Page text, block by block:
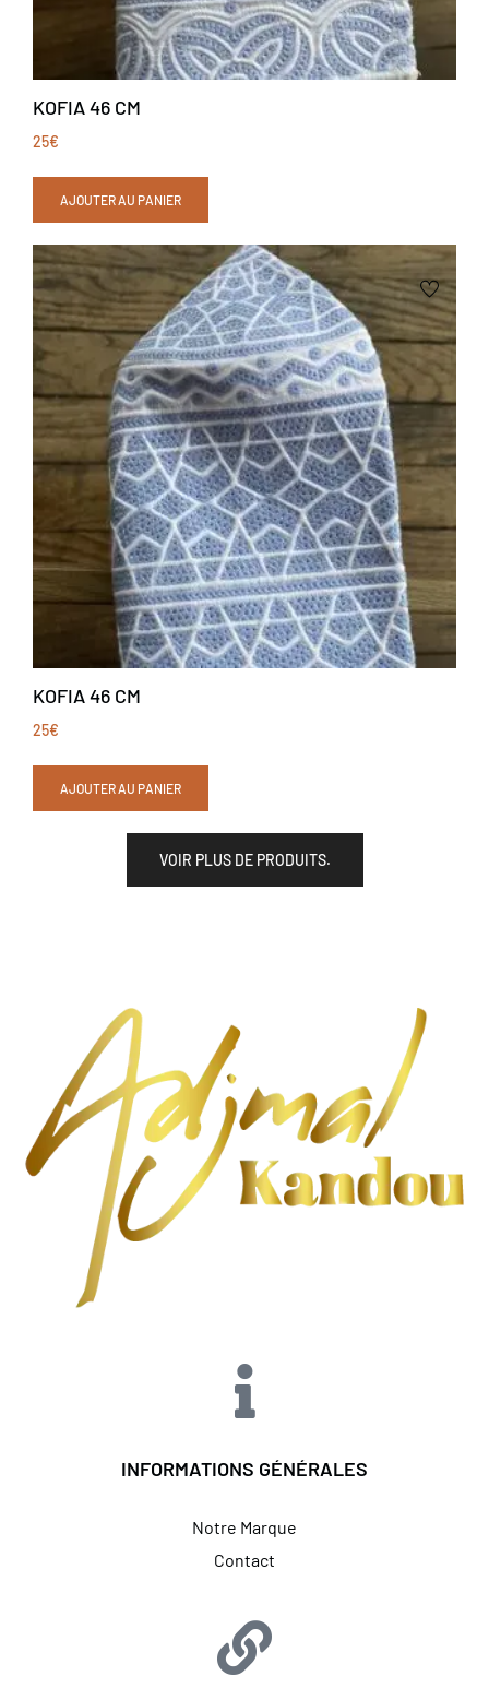
KOFIA 46 CM
25€
AJOUTER AU PANIER
KOFIA 46 CM
25€
AJOUTER AU PANIER
VOIR PLUS DE PRODUITS.
INFORMATIONS GÉNÉRALES
Notre Marque
Contact